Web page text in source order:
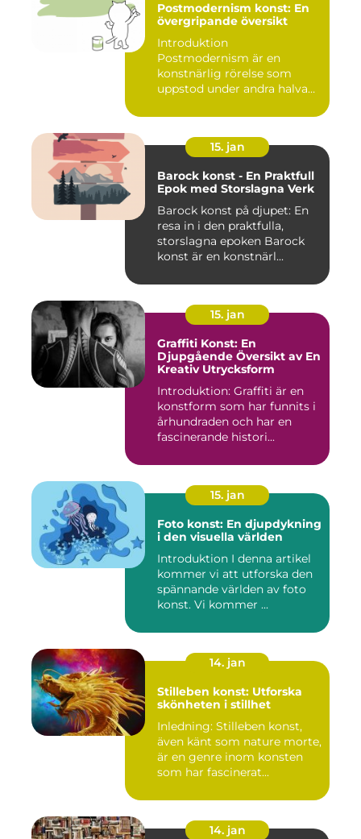
Postmodernism konst: En
övergripande översikt
Introduktion
Postmodernism är en
konstnärlig rörelse som
uppstod under andra halvan
15. jan
Barock konst - En Praktfull
Epok med Storslagna Verk
Barock konst på djupet: En
resa in i den praktfulla,
storslagna epoken Barock
konst är en konstnärl...
15. jan
Graffiti Konst: En
Djupgående Översikt av En
Kreativ Utrycksform
Introduktion: Graffiti är en
konstform som har funnits i
århundraden och har en
fascinerande histori...
15. jan
Foto konst: En djupdykning
i den visuella världen
Introduktion I denna artikel
kommer vi att utforska den
spännande världen av foto
konst. Vi kommer ...
14. jan
Stilleben konst: Utforska
skönheten i stillhet
Inledning: Stilleben konst,
även känt som nature morte,
är en genre inom konsten
som har fascinerat...
14. jan